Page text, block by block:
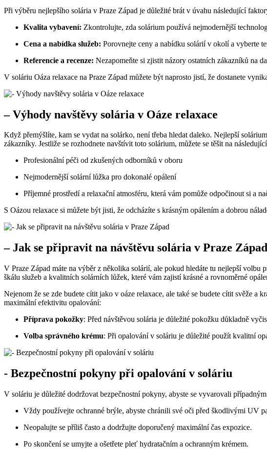
Při výběru nejlepšího solária v Praze Západ je důležité brát v ​úvahu následující
Kvalita vybavení: Zkontrolujte,‍ zda solárium používá nejmodernější
Cena a nabídka služeb: Porovnejte‌ ceny a nabídku solárií v okolí a vyberte
Referencie a recenze: Nezapomeňte si zjistit názory ostatních zákazníků na
V soláriu Oáza‌ relaxace na Praze Západ‍ můžete být naprosto jistí, že dostanete
– Výhody navštěvy solária‌ v Oáze relaxace
Když přemýšlíte, kam se vydat ⁣na solárko, není třeba hledat‍ daleko. Nejlepší
zákazníky. Jestliže se ⁤rozhodnete navštívit toto solárium, můžete se těšit na
Profesionální péči od zkušených odborníků v oboru
Nejmodernější solární lůžka pro dokonalé opálení
Příjemné prostředí a relaxační atmosféru, která vám pomůže odpočinout si a
S Oázou relaxace si můžete být jisti, že odcházíte s⁢ krásným⁣ opálením a dobrou
– Jak se připravit na návštěvu solária v Praze Západ
V ⁢Praze Západ máte na výběr z několika solárií, ale pokud‍ hledáte tu nejlepší volbu
škálu služeb a kvalitních solárních lůžek, které vám zajistí‌ krásné a rovnoměrné
Nejenom že se zde budete cítit jako v oáze relaxace, ale také ⁤se budete‌ cítit svěže​ a
maximální efektivitu opalování:
Příprava pokožky: Před návštěvou solária ‌je důležité pokožku důkladně
Volba ‌správného krému: Při opalování v soláriu je důležité použít ⁤kvalitní
-‍ Bezpečnostní pokyny při opalování v soláriu
V soláriu je důležité dodržovat bezpečnostní pokyny, abyste se vyvarovali
Vždy používejte ochranné brýle, abyste chránili své oči před⁣ škodlivými UV
Neopalujte se příliš často⁣ a dodržujte doporučený ​maximální čas expozice.
Po skončení‍ se umyjte​ a ošetřete pleť hydratačním a ochranným krémem.